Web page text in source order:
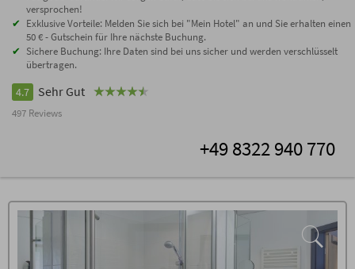
versprochen!
Exklusive Vorteile: Melden Sie sich bei "Mein Hotel" an und Sie erhalten einen
50 € - Gutschein für Ihre nächste Buchung.
Sichere Buchung: Ihre Daten sind bei uns sicher und werden verschlüsselt
übertragen.
4.7 Sehr Gut
497 Reviews
+49 8322 940 770